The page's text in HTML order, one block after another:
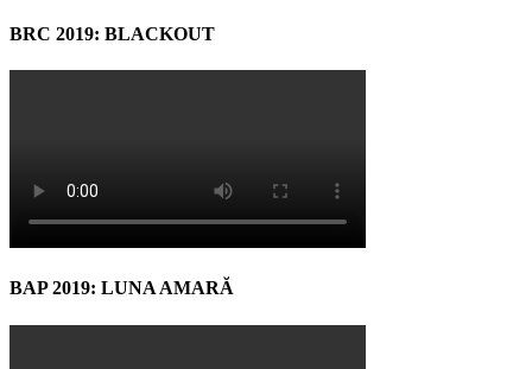
BRC 2019: BLACKOUT
BAP 2019: LUNA AMARĂ